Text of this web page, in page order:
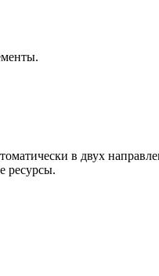
в двух
ресурсы.